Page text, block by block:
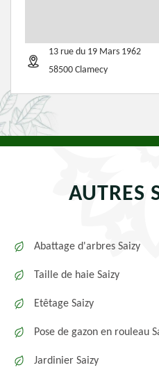
13 rue du 19 Mars 1962
58500 Clamecy
AUTRES
Abattage d'arbres Saizy
Taille de haie Saizy
Etêtage Saizy
Pose de gazon en rouleau
Jardinier Saizy